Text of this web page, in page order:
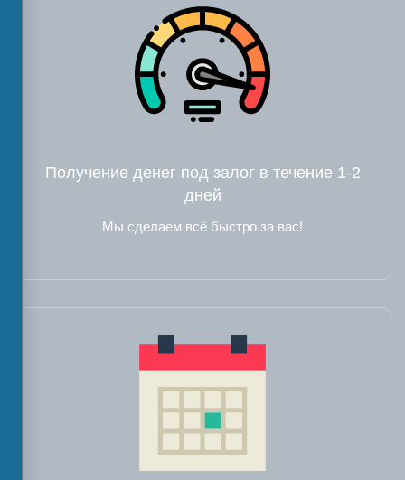
Получение денег под залог в течение 1-2
дней
Мы сделаем всё быстро за вас!